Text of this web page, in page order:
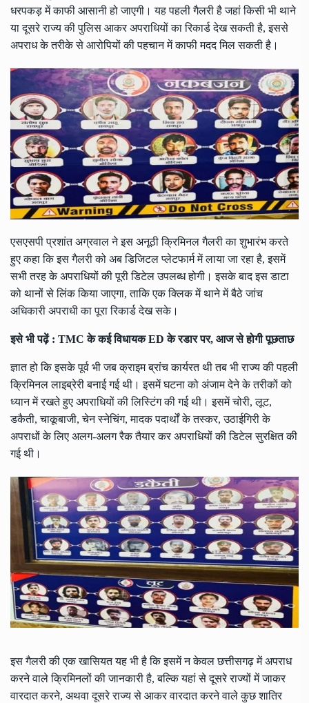
धरपकड़ में काफी आसानी हो जाएगी। यह पहली गैलरी है जहां किसी भी थाने
या दूसरे राज्य की पुलिस आकर अपराधियों का रिकार्ड देख सकती है, इससे
अपराध के तरीके से आरोपियों की पहचान में काफी मदद मिल सकती है।
एसएसपी प्रशांत अग्रवाल ने इस अनूठी क्रिमिनल गैलरी का शुभारंभ करते
हुए कहा कि इस गैलरी को अब डिजिटल प्लेटफार्म में लाया जा रहा है, इसमें
सभी तरह के अपराधियों की पूरी डिटेल उपलब्ध होगी। इसके बाद इस डाटा
को थानों से लिंक किया जाएगा, ताकि एक क्लिक में थाने में बैठे जांच
अधिकारी अपराधी का पूरा रिकार्ड देख सके।
इसे भी पढ़ें : TMC के कई विधायक ED के रडार पर, आज से होगी पूछताछ
ज्ञात हो कि इसके पूर्व भी जब क्राइम ब्रांच कार्यरत थी तब भी राज्य की पहली
क्रिमिनल लाइब्रेरी बनाई गई थी। इसमें घटना को अंजाम देने के तरीकों को
ध्यान में रखते हुए अपराधियों की लिस्टिंग की गई थी। इसमें चोरी, लूट,
डकैती, चाकूबाजी, चेन स्नेचिंग, मादक पदार्थों के तस्कर, उठाईगिरी के
अपराधों के लिए अलग-अलग रैक तैयार कर अपराधियों की डिटेल सुरक्षित की
गई थी।
इस गैलरी की एक खासियत यह भी है कि इसमें न केवल छत्तीसगढ़ में अपराध
करने वाले क्रिमिनलों की जानकारी है, बल्कि यहां से दूसरे राज्यों में जाकर
वारदात करने, अथवा दूसरे राज्य से आकर वारदात करने वाले कुछ शातिर